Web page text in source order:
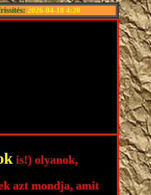
2026-04-18 4:20
is!) olyanok,
azt mondja, amit